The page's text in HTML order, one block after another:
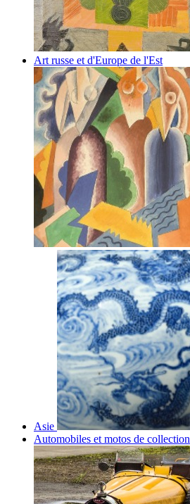
Art russe et d'Europe de l'Est
Asie
Automobiles et motos de collection